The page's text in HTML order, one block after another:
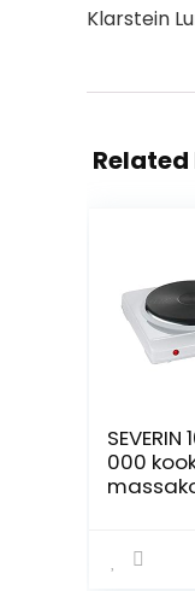
Klarstein
SEVERIN
000